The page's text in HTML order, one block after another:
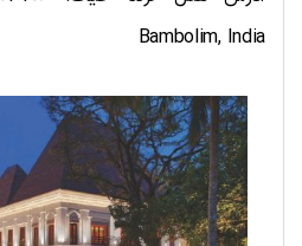
Bambolim, India